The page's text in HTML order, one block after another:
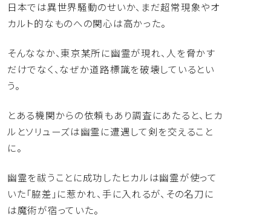
日本では異世界騒動のせいか、 まだ超常現象やオ
カルト的なものへの関心は高かった。
そんななか、東京某所に幽霊が現れ、人を脅かす
だけでなく、 なぜか道路標識を破壊しているとい
う。
とある機関からの依頼もあり調査にあたると、 ヒカ
ルとソリューズは幽霊に遭遇して剣を交えること
に。
幽霊を祓うことに成功したヒカルは幽霊が使って
いた「脇差」 に惹かれ、手に入れるが、その名刀に
は魔術が宿っていた。